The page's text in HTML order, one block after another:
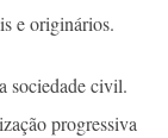
e originários.
sociedade civil.
progressiva